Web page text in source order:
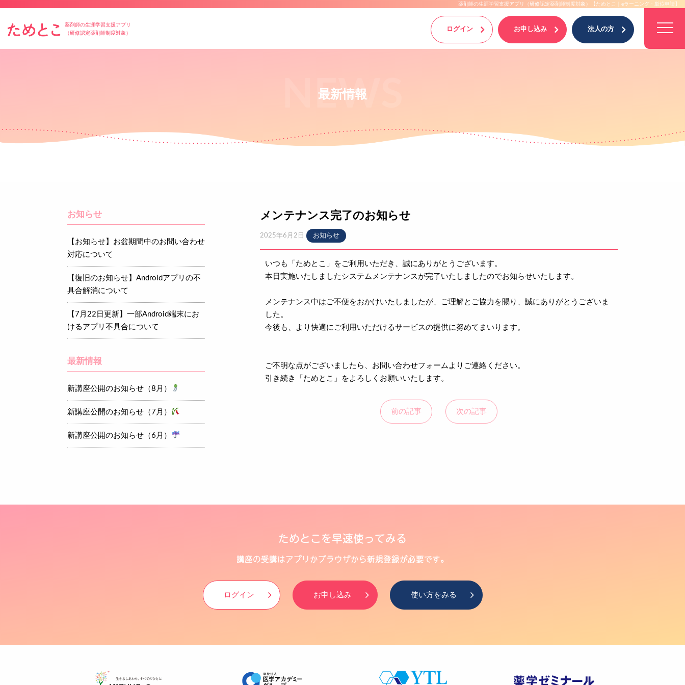
薬剤師の生涯学習支援アプリ（研修認定薬剤師制度対象）【ためとこ｜eラーニング・単位申請】
薬剤師の生涯学習支援アプリ
（研修認定薬剤師制度対象）
ログイン お申し込み 法人の方
最新情報
メンテナンス完了のお知らせ
2025年6月2日 お知らせ
いつも「ためとこ」をご利用いただき、誠にありがとうございます。
本日実施いたしましたシステムメンテナンスが完了いたしましたのでお知らせいたします。
メンテナンス中はご不便をおかけいたしましたが、ご理解とご協力を賜り、誠にありがとうございま
した。
今後も、より快適にご利用いただけるサービスの提供に努めてまいります。
ご不明な点がございましたら、お問い合わせフォームよりご連絡ください。
引き続き「ためとこ」をよろしくお願いいたします。
前の記事 次の記事
お知らせ
【お知らせ】お盆期間中のお問い合わせ
対応について
【復旧のお知らせ】Androidアプリの不
具合解消について
【7月22日更新】一部Android端末にお
けるアプリ不具合について
最新情報
新講座公開のお知らせ（8月）
新講座公開のお知らせ（7月）
新講座公開のお知らせ（6月）
ためとこを早速使ってみる
講座の受講はアプリかブラウザから新規登録が必要です。
ログイン お申し込み 使い方をみる